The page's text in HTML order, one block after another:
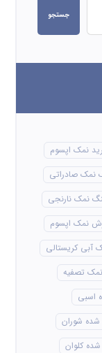
جستجو
نمک اپسوم
نمک صادراتی
نمک نارنجی
نمک اپسوم
آبی کریستالی
نمک تصفیه
اسبی
شوران
کلوان